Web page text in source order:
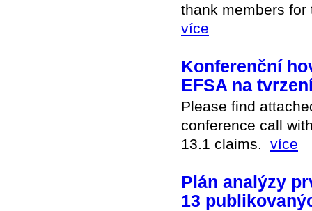
thank members for
více
Konferenční
EFSA na
Please find
conference call
13.1 claims. více
Plán analýzy
13